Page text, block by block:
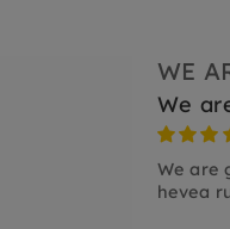
WE
We
We are
hevea